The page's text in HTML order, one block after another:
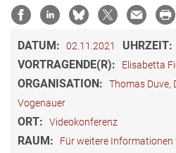
DATUM: 02.11.2021 UHRZEIT:
VORTRAGENDE(R): Elisabetta
ORGANISATION:
Thomas Duve,
Vogenauer
ORT: Videokonferenz
RAUM:
Für weitere Informationen